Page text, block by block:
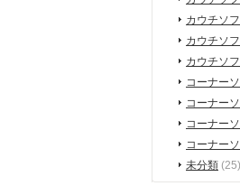
カウチソ
カウチソ
カウチソ
コーナー
コーナー
コーナー
コーナー
未分類 (25)